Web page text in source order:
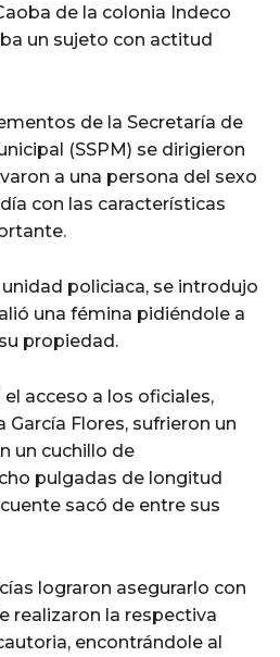
de la colonia Indeco
un sujeto con actitud
de la Secretaría de
(SSPM) se dirigieron
a una persona del sexo
con las características
policiaca, se introdujo
una fémina pidiéndole a
propiedad.
acceso a los oficiales,
García Flores, sufrieron un
un cuchillo de
pulgadas de longitud
sacó de entre sus
lograron asegurarlo con
realizaron la respectiva
encontrándole al